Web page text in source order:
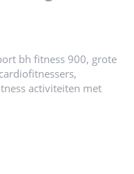
bh fitness 900, grote
activiteiten met